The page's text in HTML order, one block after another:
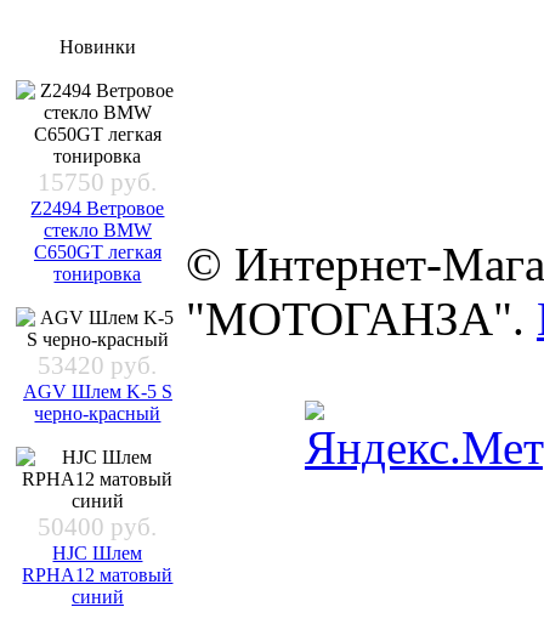
Новинки
15750 руб.
Z2494 Ветровое
стекло BMW
C650GT легкая
тонировка
53420 руб.
AGV Шлем K-5 S
черно-красный
50400 руб.
HJC Шлем
RPHA12 матовый
синий
© Интернет-
"МОТОГАНЗА".